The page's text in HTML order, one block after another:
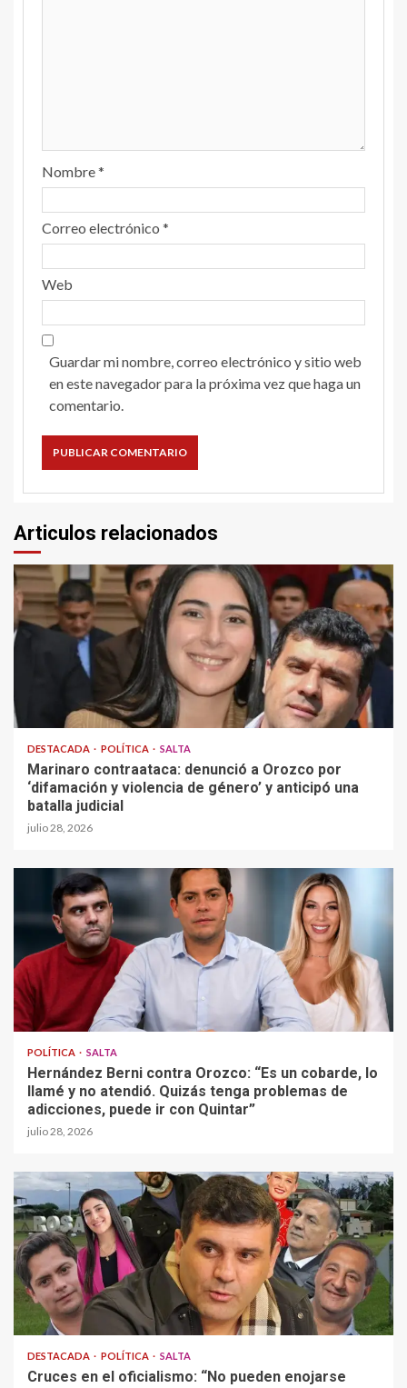
Nombre*
Correo electrónico *
Web
Guardar mi nombre, correo electrónico y sitio web
en este navegador para la próxima vez que haga un
comentario.
Articulos relacionados
DESTACADA POLÍTICA SALTA
Marinaro contraataca: denunció a Orozco por
‘difamación y violencia de género’ y anticipó una
batalla judicial
julio 28, 2026
POLÍTICA SALTA
Hernández Berni contra Orozco: “Es un cobarde, lo
llamé y no atendió. Quizás tenga problemas de
adicciones, puede ir con Quintar”
julio 28, 2026
DESTACADA POLÍTICA SALTA
Cruces en el oficialismo: “No pueden enojarse